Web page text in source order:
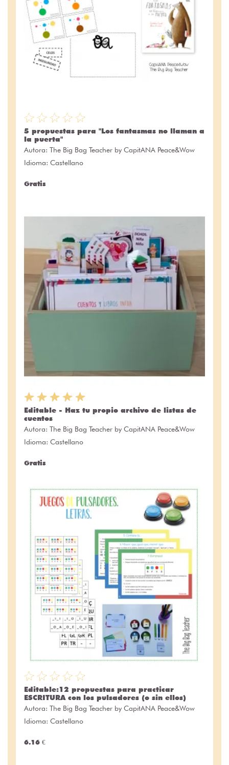
5 propuestas para "Los fantasmas no llaman a
la puerta"
Autora: The Big Bag Teacher by CapitANA Peace&Wow
Idioma: Castellano
Gratis
Editable - Haz tu propio archivo de listas de
cuentos
Autora: The Big Bag Teacher by CapitANA Peace&Wow
Idioma: Castellano
Gratis
Editable:12 propuestas para practicar
ESCRITURA con los pulsadores (o sin ellos)
Autora: The Big Bag Teacher by CapitANA Peace&Wow
Idioma: Castellano
6.16 €